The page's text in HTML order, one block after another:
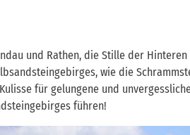
und Rathen, die Stille der
wie die
für gelungene und
führen!